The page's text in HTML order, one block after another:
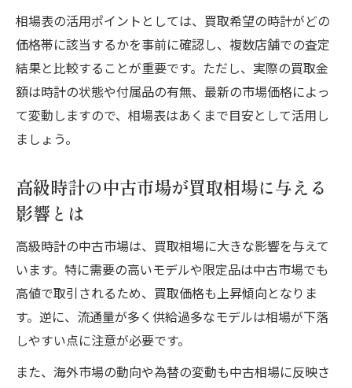
資産価値を意識した高級時計の手放し方
時計買取でリセールバリューを高めるコツ
高級時計の限定性や希少性が買取額に与え
る影響
相場表の活用ポイントとしては、買取希望の時計がどの
価格帯に該当するかを事前に確認し、複数店舗での査定
結果と比較することが重要です。ただし、実際の買取金
額は時計の状態や付属品の有無、最新の市場価格によっ
て変動しますので、相場表はあくまで目安として活用し
ましょう。
高級時計の中古市場が買取相場に与える
影響とは
高級時計の中古市場は、買取相場に大きな影響を与えて
います。特に需要の高いモデルや限定品は中古市場でも
高値で取引されるため、買取価格も上昇傾向となりま
す。逆に、流通量が多く供給過多なモデルは相場が下落
しやすい点に注意が必要です。
また、海外市場の動向や為替の変動も中古相場に反映さ